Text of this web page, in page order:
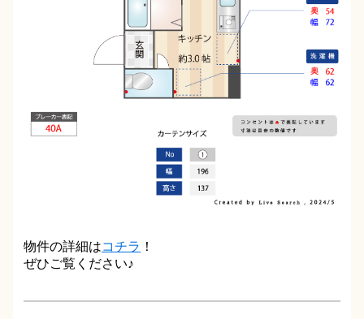
物件の詳細はコチラ ！
ぜひご覧ください♪